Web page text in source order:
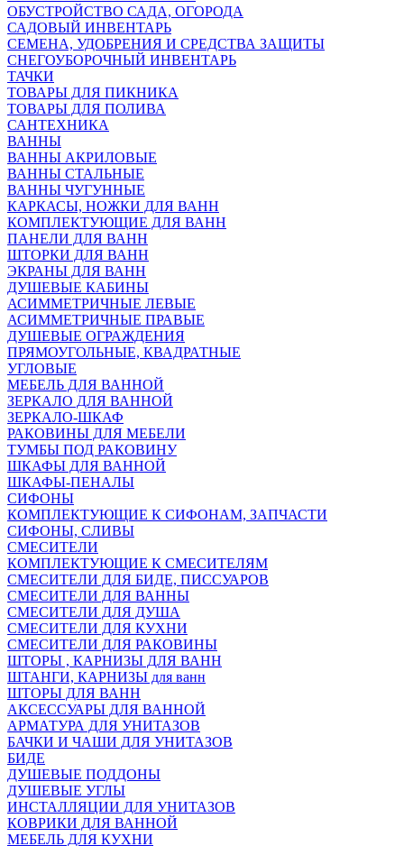
ОБУСТРОЙСТВО САДА, ОГОРОДА
САДОВЫЙ ИНВЕНТАРЬ
СЕМЕНА, УДОБРЕНИЯ И СРЕДСТВА ЗАЩИТЫ
СНЕГОУБОРОЧНЫЙ ИНВЕНТАРЬ
ТАЧКИ
ТОВАРЫ ДЛЯ ПИКНИКА
ТОВАРЫ ДЛЯ ПОЛИВА
САНТЕХНИКА
ВАННЫ
ВАННЫ АКРИЛОВЫЕ
ВАННЫ СТАЛЬНЫЕ
ВАННЫ ЧУГУННЫЕ
КАРКАСЫ, НОЖКИ ДЛЯ ВАНН
КОМПЛЕКТУЮЩИЕ ДЛЯ ВАНН
ПАНЕЛИ ДЛЯ ВАНН
ШТОРКИ ДЛЯ ВАНН
ЭКРАНЫ ДЛЯ ВАНН
ДУШЕВЫЕ КАБИНЫ
АСИММЕТРИЧНЫЕ ЛЕВЫЕ
АСИММЕТРИЧНЫЕ ПРАВЫЕ
ДУШЕВЫЕ ОГРАЖДЕНИЯ
ПРЯМОУГОЛЬНЫЕ, КВАДРАТНЫЕ
УГЛОВЫЕ
МЕБЕЛЬ ДЛЯ ВАННОЙ
ЗЕРКАЛО ДЛЯ ВАННОЙ
ЗЕРКАЛО-ШКАФ
РАКОВИНЫ ДЛЯ МЕБЕЛИ
ТУМБЫ ПОД РАКОВИНУ
ШКАФЫ ДЛЯ ВАННОЙ
ШКАФЫ-ПЕНАЛЫ
СИФОНЫ
КОМПЛЕКТУЮЩИЕ К СИФОНАМ, ЗАПЧАСТИ
СИФОНЫ, СЛИВЫ
СМЕСИТЕЛИ
КОМПЛЕКТУЮЩИЕ К СМЕСИТЕЛЯМ
СМЕСИТЕЛИ ДЛЯ БИДЕ, ПИССУАРОВ
СМЕСИТЕЛИ ДЛЯ ВАННЫ
СМЕСИТЕЛИ ДЛЯ ДУША
СМЕСИТЕЛИ ДЛЯ КУХНИ
СМЕСИТЕЛИ ДЛЯ РАКОВИНЫ
ШТОРЫ , КАРНИЗЫ ДЛЯ ВАНН
ШТАНГИ, КАРНИЗЫ для ванн
ШТОРЫ ДЛЯ ВАНН
АКСЕССУАРЫ ДЛЯ ВАННОЙ
АРМАТУРА ДЛЯ УНИТАЗОВ
БАЧКИ И ЧАШИ ДЛЯ УНИТАЗОВ
БИДЕ
ДУШЕВЫЕ ПОДДОНЫ
ДУШЕВЫЕ УГЛЫ
ИНСТАЛЛЯЦИИ ДЛЯ УНИТАЗОВ
КОВРИКИ ДЛЯ ВАННОЙ
МЕБЕЛЬ ДЛЯ КУХНИ